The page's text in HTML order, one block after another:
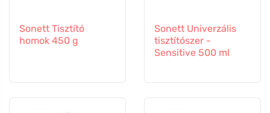
Sonett Tisztító
homok 450 g
Sonett Univerzális
tisztítószer -
Sensitive 500 ml